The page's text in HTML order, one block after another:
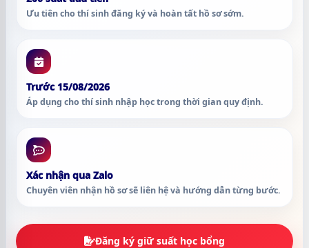
Ưu tiên cho thí sinh đăng ký và hoàn tất hồ sơ sớm.
Trước 15/08/2026
Áp dụng cho thí sinh nhập học trong thời gian quy định.
Xác nhận qua Zalo
Chuyên viên nhận hồ sơ sẽ liên hệ và hướng dẫn từng bước.
Đăng ký giữ suất học bổng